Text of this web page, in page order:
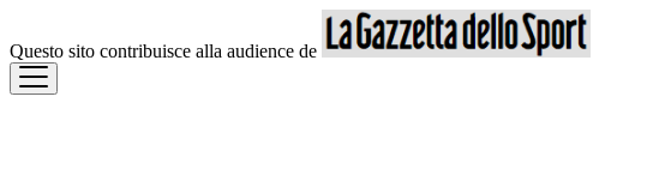
Questo sito contribuisce alla audience de